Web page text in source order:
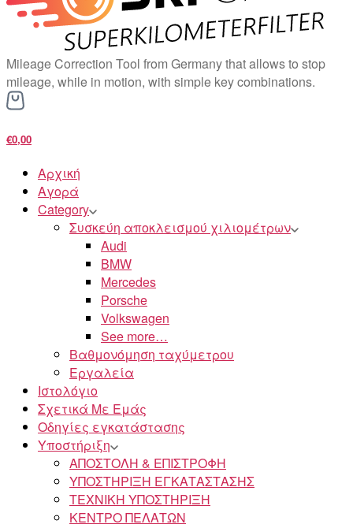
Mileage Correction Tool from Germany that allows to stop
mileage, while in motion, with simple key combinations.
€0,00
Αρχική
Αγορά
Category
Συσκεύη αποκλεισμού χιλιομέτρων
Audi
BMW
Mercedes
Porsche
Volkswagen
See more…
Βαθμονόμηση ταχύμετρου
Εργαλεία
Ιστολόγιο
Σχετικά Με Εμάς
Οδηγίες εγκατάστασης
Υποστήριξη
ΑΠΟΣΤΟΛΗ & ΕΠΙΣΤΡΟΦΗ
ΥΠΟΣΤΗΡΙΞΗ ΕΓΚΑΤΑΣΤΑΣΗΣ
ΤΕΧΝΙΚΗ ΥΠΟΣΤΗΡΙΞΗ
ΚΕΝΤΡΟ ΠΕΛΑΤΩΝ